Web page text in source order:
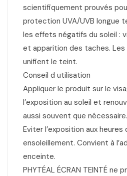
scientifiquement prouvés
protection UVA/UVB longue
les effets négatifs du soleil :
et apparition des taches.
unifient le teint.
Conseil d utilisation
Appliquer le produit sur le
l’exposition au soleil et
aussi souvent que nécessaire.
Eviter l’exposition aux heures
ensoleillement. Convient à
enceinte.
PHYTÉAL ÉCRAN TEINTÉ ne